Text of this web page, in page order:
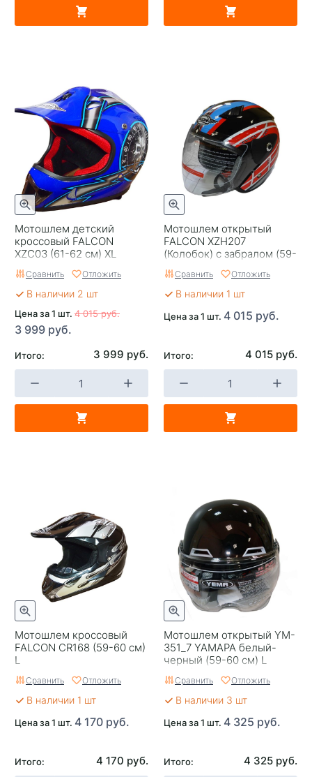
Мотошлем детский
кроссовый FALCON
XZС03 (61-62 см) XL
Сравнить Отложить
В наличии 2 шт
Цена за 1 шт. 4 015 руб.
3 999 руб.
Итого: 3 999 руб.
Мотошлем открытый
FALCON XZH207
(Колобок) с забралом (59-
60 см) L
Сравнить Отложить
В наличии 1 шт
Цена за 1 шт. 4 015 руб.
Итого: 4 015 руб.
Мотошлем кроссовый
FALCON CR168 (59-60 см)
L
Сравнить Отложить
В наличии 1 шт
Цена за 1 шт. 4 170 руб.
Итого: 4 170 руб.
Мотошлем открытый YM-
351_7 YAMAPA белый-
черный (59-60 см) L
(NEW)
Сравнить Отложить
В наличии 3 шт
Цена за 1 шт. 4 325 руб.
Итого: 4 325 руб.